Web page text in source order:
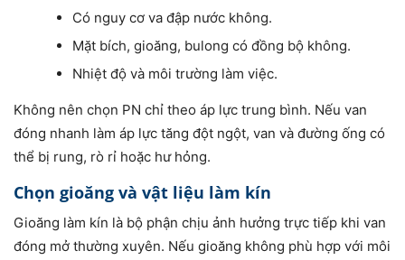
Có nguy cơ va đập nước không.
Mặt bích, gioăng, bulong có đồng bộ không.
Nhiệt độ và môi trường làm việc.
Không nên chọn PN chỉ theo áp lực trung bình. Nếu van
đóng nhanh làm áp lực tăng đột ngột, van và đường ống có
thể bị rung, rò rỉ hoặc hư hỏng.
Chọn gioăng và vật liệu làm kín
Gioăng làm kín là bộ phận chịu ảnh hưởng trực tiếp khi van
đóng mở thường xuyên. Nếu gioăng không phù hợp với môi